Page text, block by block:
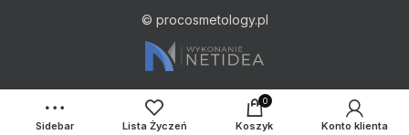
© procosmetology.pl
Sidebar Lista Życzeń
0
Koszyk Konto klienta